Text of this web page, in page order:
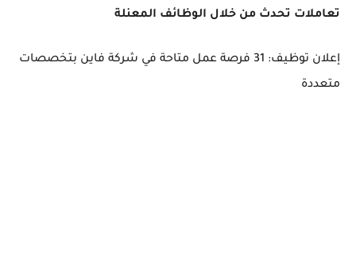
تعاملات تحدث من خلال الوظائف المعنلة
إعلان توظيف: 31 فرصة عمل متاحة في شركة فاين بتخصصات
متعددة